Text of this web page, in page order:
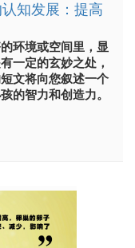
知发展：提高
环境或空间里，显
一定的玄妙之处，
文将向您叙述一个
的智力和创造力。